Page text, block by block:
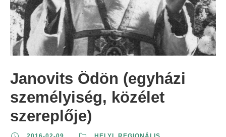
Janovits Ödön (egyházi
személyiség, közélet
szereplője)